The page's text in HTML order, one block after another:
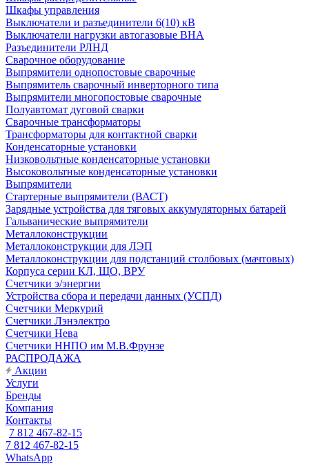
Шкафы управления
Выключатели и разъединители 6(10) кВ
Выключатели нагрузки автогазовые ВНА
Разъединители РЛНД
Сварочное оборудование
Выпрямители однопостовые сварочные
Выпрямитель сварочный инверторного типа
Выпрямители многопостовые сварочные
Полуавтомат дуговой сварки
Сварочные трансформаторы
Трансформаторы для контактной сварки
Конденсаторные установки
Низковольтные конденсаторные установки
Высоковольтные конденсаторные установки
Выпрямители
Стартерные выпрямители (ВАСТ)
Зарядные устройства для тяговых аккумуляторных батарей
Гальванические выпрямители
Металлоконструкции
Металлоконструкции для ЛЭП
Металлоконструкции для подстанций столбовых (мачтовых)
Корпуса серии КЛ, ЩО, ВРУ
Счетчики э/энергии
Устройства сбора и передачи данных (УСПД)
Счетчики Меркурий
Счетчики Лэнэлектро
Счетчики Нева
Счетчики ННПО им М.В.Фрунзе
РАСПРОДАЖА
Акции
Услуги
Бренды
Компания
Контакты
7 812 467-82-15
7 812 467-82-15
WhatsApp